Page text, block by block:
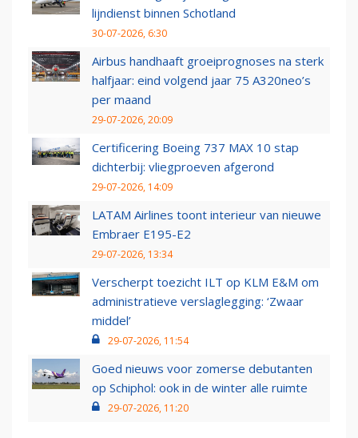
lijndienst binnen Schotland
30-07-2026, 6:30
Airbus handhaaft groeiprognoses na sterk
halfjaar: eind volgend jaar 75 A320neo’s
per maand
29-07-2026, 20:09
Certificering Boeing 737 MAX 10 stap
dichterbij: vliegproeven afgerond
29-07-2026, 14:09
LATAM Airlines toont interieur van nieuwe
Embraer E195-E2
29-07-2026, 13:34
Verscherpt toezicht ILT op KLM E&M om
administratieve verslaglegging: ‘Zwaar
middel’
29-07-2026, 11:54
Goed nieuws voor zomerse debutanten
op Schiphol: ook in de winter alle ruimte
29-07-2026, 11:20